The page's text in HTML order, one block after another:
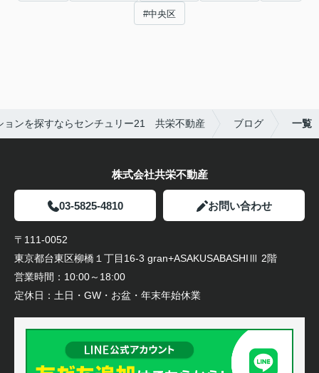
#中央区
ョンを探すならセンチュリー21 共栄不動産 ブログ 一覧
株式会社共栄不動産
03-5825-4810 お問い合わせ
〒111-0052
東京都台東区柳橋１丁目16-3 gran+ASAKUSABASHIⅢ 2階
営業時間： 10:00～18:00
定休日： 土日・GW・お盆・年末年始休業